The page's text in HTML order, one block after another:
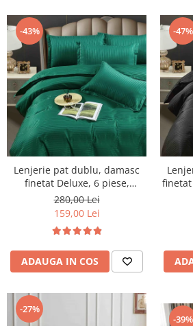
-43%
Lenjerie pat dublu, damasc
finetat Deluxe, 6 piese,
cearceaf pat cu elastic, Verde
280,00 Lei
159,00 Lei
ADAUGA IN COS
-47%
finetat
-27%
-39%